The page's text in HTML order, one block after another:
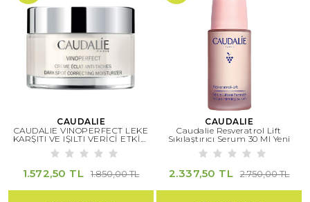
CAUDALIE
CAUDALIE VINOPERFECT LEKE
KARŞITI VE IŞILTI VERİCİ ETKİLİ
GÜNDÜZ BAKIM KREMİ 50 ML
1.572,50 TL 1.850,00 TL
CAUDALIE
Caudalie Resveratrol Lift
Sıkılaştırıcı Serum 30 Ml Yeni
2.337,50 TL 2.750,00 TL